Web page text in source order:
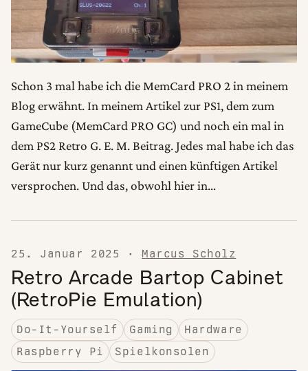
Schon 3 mal habe ich die MemCard PRO 2 in meinem
Blog erwähnt. In meinem Artikel zur PS1, dem zum
GameCube (MemCard PRO GC) und noch ein mal in
dem PS2 Retro G. E. M. Beitrag. Jedes mal habe ich das
Gerät nur kurz genannt und einen künftigen Artikel
versprochen. Und das, obwohl hier in…
25. Januar 2025 · Marcus Scholz
Retro Arcade Bartop Cabinet
(RetroPie Emulation)
Do-It-Yourself Gaming
Hardware
Raspberry Pi
Spielkonsolen